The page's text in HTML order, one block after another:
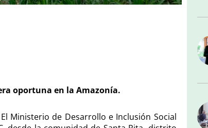
oportuna en la Amazonía.
Ministerio de Desarrollo e Inclusión Social